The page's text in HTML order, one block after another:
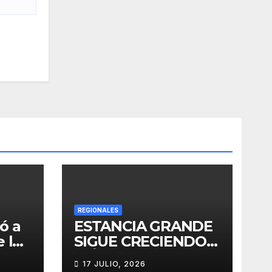
a
los
REGIONALES
ESTANCIA GRANDE
SIGUE CRECIENDO:
17 JULIO, 2026